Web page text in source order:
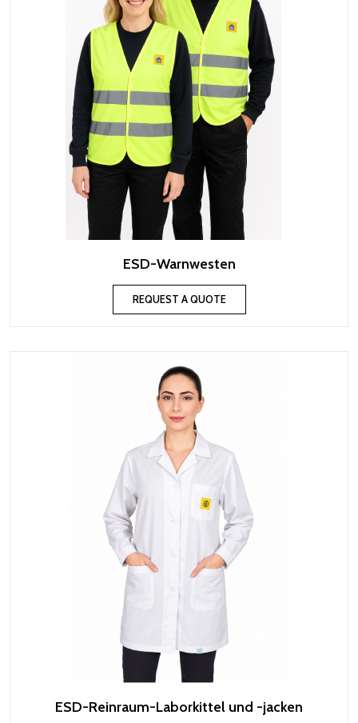
ESD-Warnwesten
REQUEST A QUOTE
ESD-Reinraum-Laborkittel und -jacken